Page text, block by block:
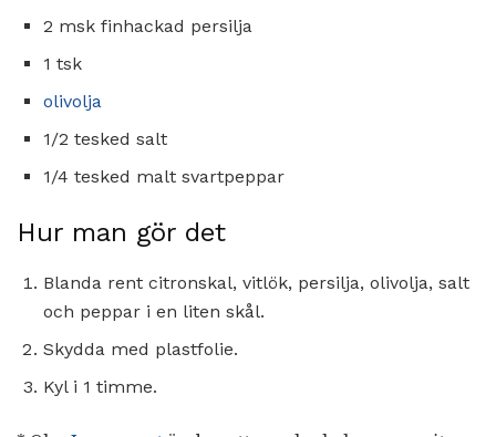
2 msk finhackad persilja
1 tsk
olivolja
1/2 tesked salt
1/4 tesked malt svartpeppar
Hur man gör det
Blanda rent citronskal, vitlök, persilja, olivolja, salt
och peppar i en liten skål.
Skydda med plastfolie.
Kyl i 1 timme.